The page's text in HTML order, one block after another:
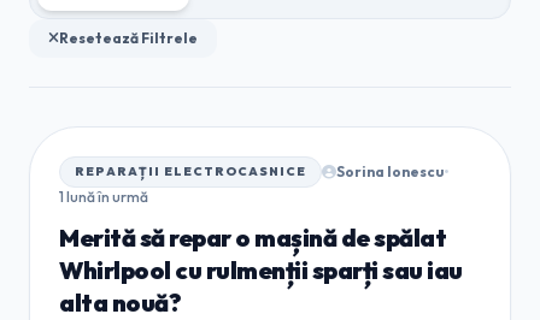
Resetează Filtrele
REPARAȚII ELECTROCASNICE Sorina Ionescu•
1 lună în urmă
Merită să repar o mașină de spălat
Whirlpool cu rulmenții sparți sau iau
alta nouă?